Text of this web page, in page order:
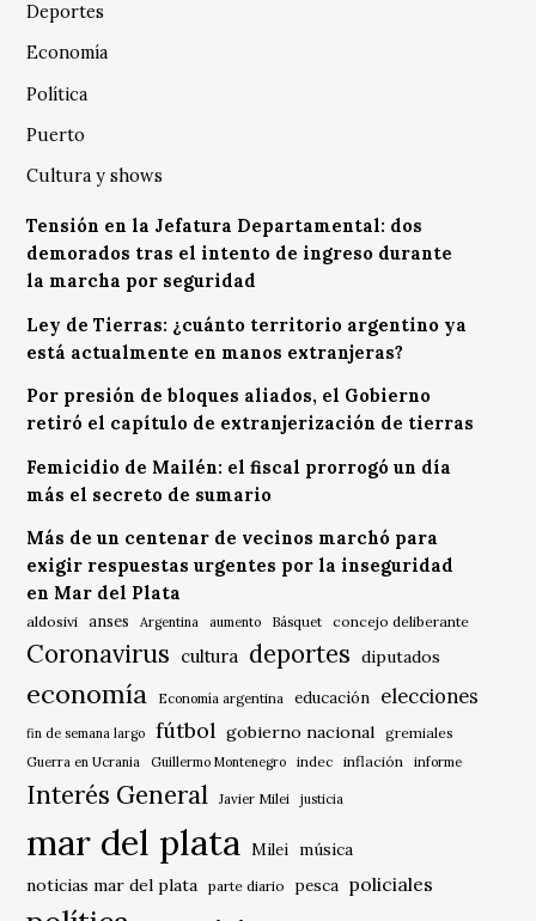
Deportes
Economía
Política
Puerto
Cultura y shows
Tensión en la Jefatura Departamental: dos
demorados tras el intento de ingreso durante
la marcha por seguridad
Ley de Tierras: ¿cuánto territorio argentino ya
está actualmente en manos extranjeras?
Por presión de bloques aliados, el Gobierno
retiró el capítulo de extranjerización de tierras
Femicidio de Mailén: el fiscal prorrogó un día
más el secreto de sumario
Más de un centenar de vecinos marchó para
exigir respuestas urgentes por la inseguridad
en Mar del Plata
aldosivi anses Argentina aumento Básquet concejo deliberante
Coronavirus cultura deportes diputados
economía Economía argentina educación elecciones
fin de semana largo fútbol gobierno nacional gremiales
Guerra en Ucrania Guillermo Montenegro indec inflación informe
Interés General Javier Milei justicia
mar del plata Milei música
noticias mar del plata
parte diario pesca policiales